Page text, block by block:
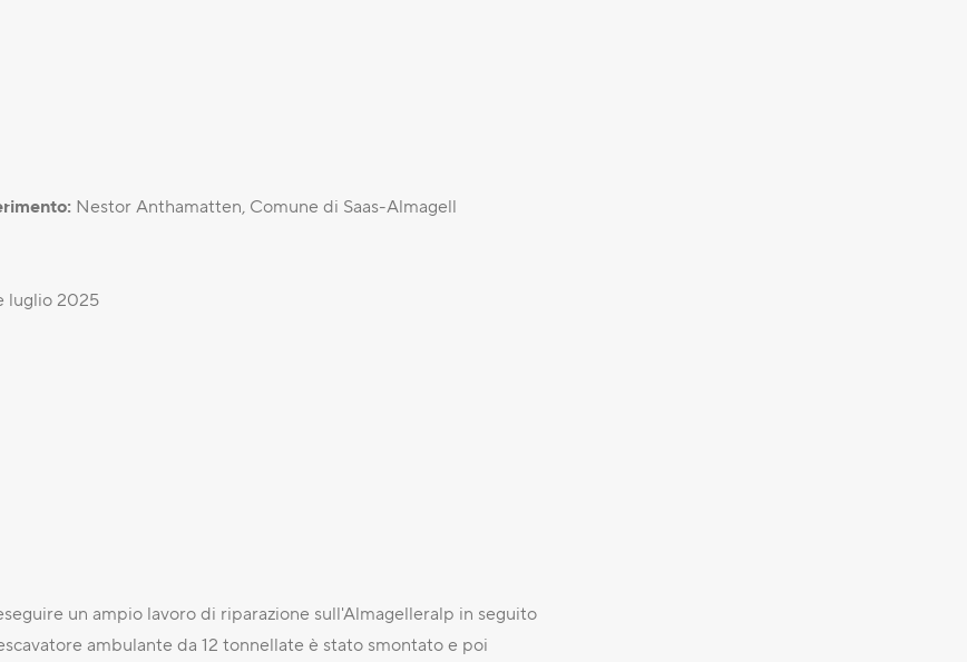
Nestor Anthamatten, Comune di Saas-Almagell
luglio 2025
un ampio lavoro di riparazione sull'Almagelleralp in seguito
ambulante da 12 tonnellate è stato smontato e poi